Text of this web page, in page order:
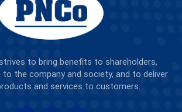
to bring benefits to shareholders,
to the company and society, and to deliver
and services to customers.